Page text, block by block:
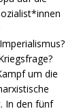
um die
In den fünf